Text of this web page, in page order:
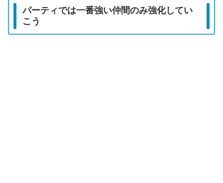
パーティでは一番強い仲間のみ強化してい
こう